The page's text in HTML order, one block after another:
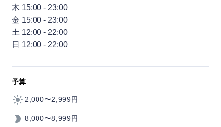
木 15:00 - 23:00
金 15:00 - 23:00
土 12:00 - 22:00
日 12:00 - 22:00
予算
2,000〜2,999円
8,000〜8,999円